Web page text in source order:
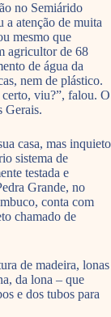
no Semiárido
atenção de muita
mesmo que
agricultor de 68
de água da
nem de plástico.
viu?”, falou. O
Gerais.
casa, mas inquieto
sistema de
testada e
Grande, no
conta com
chamado de
de madeira, lonas
da lona – que
e dos tubos para